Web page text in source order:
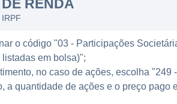
contínuo no gerenciamento de
de empréstimos pessoais,
empresa também disponibiliza
atividades bancárias
clientes sejam atendidas de forma
RENDA
o código "03 - Participações
em bolsa)";
no caso de ações, escolha "249
quantidade de ações e o preço pago